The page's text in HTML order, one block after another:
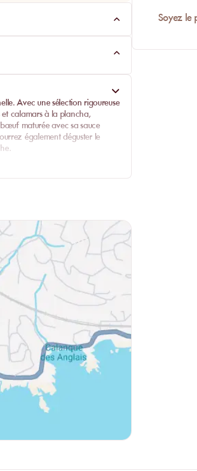
Avec une sélection rigoureuse
et calamars à la plancha,
maturée avec sa sauce
également déguster le
Soyez le